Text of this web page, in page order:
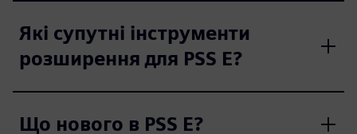
Які супутні інструменти
розширення для PSS E?
Що нового в PSS E?